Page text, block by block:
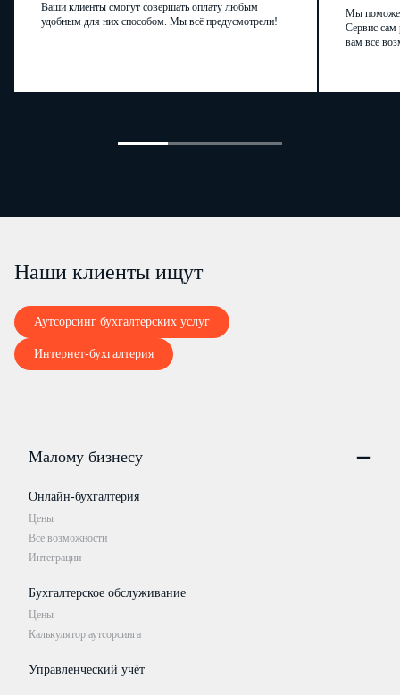
Ваши клиенты смогут совершать оплату любым
удобным для них способом. Мы всё предусмотрели!
Мы
Сервис сам
вам все
Наши клиенты ищут
Аутсорсинг бухгалтерских услуг
Интернет-бухгалтерия
Малому бизнесу
Онлайн-бухгалтерия
Цены
Все возможности
Интеграции
Бухгалтерское обслуживание
Цены
Калькулятор аутсорсинга
Управленческий учёт